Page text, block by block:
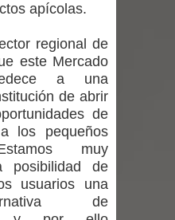
críticas contra
por dejar fuera a
la cara”
Social y Familia
para apoyar a
durante la
apícolas.
regional de
este Mercado
a una
de abrir
de
los pequeños
muy
posibilidad de
usuarios una
de